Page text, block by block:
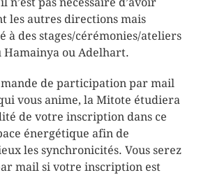
les autres directions mais
à des stages/cérémonies/ateliers
Hamainya ou Adelhart.
de participation par mail
vous anime, la Mitote étudiera
de votre inscription dans ce
énergétique afin de
les synchronicités. Vous serez
mail si votre inscription est